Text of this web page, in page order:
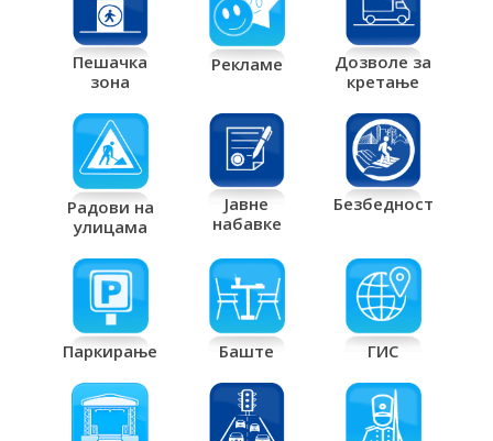
Пешачка
зона
Рекламе
Дозволе за
кретање
Радови на
улицама
Јавне
набавке
Безбедност
Паркирање Баште ГИС